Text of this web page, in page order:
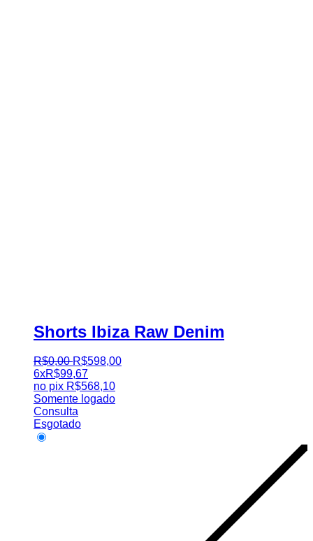
Shorts Ibiza Raw Denim
R$0,00 R$598,00
6xR$99,67
no pix R$568,10
Somente logado
Consulta
Esgotado